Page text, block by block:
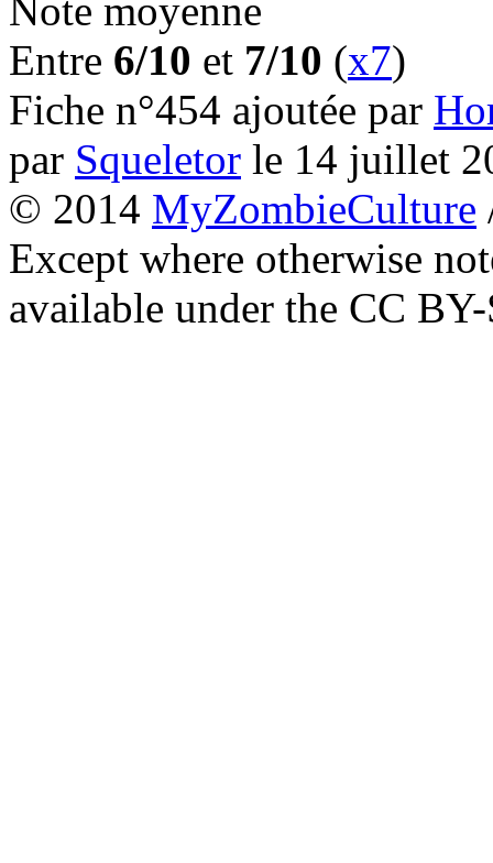
Note moyenne
Entre 6/10 et 7/10 (x7)
Fiche n°454 ajoutée par
par Squeletor le 14 juillet
© 2014 MyZombieCulture
Except where otherwise
available under the CC